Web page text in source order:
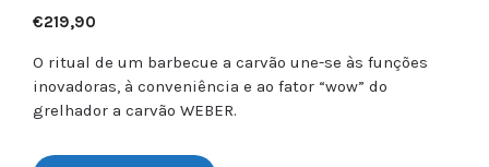
€219,90
O ritual de um barbecue a carvão une-se às funções
inovadoras, à conveniência e ao fator “wow” do
grelhador a carvão WEBER.